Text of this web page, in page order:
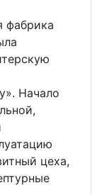
фабрика
Начало
цеха,